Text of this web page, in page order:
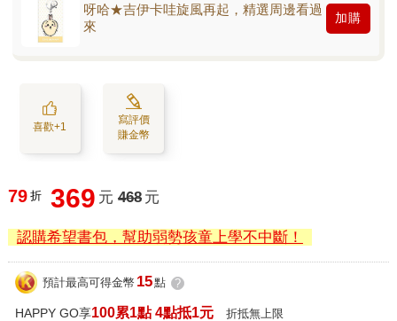
呀哈★吉伊卡哇旋風再起，精選周邊看過
來
加購
喜歡+1
寫評價
賺金幣
79 折 369 元 468 元
認購希望書包，幫助弱勢孩童上學不中斷！
預計最高可得金幣 15點 ?
HAPPY GO享100累1點 4點抵1元 折抵無上限